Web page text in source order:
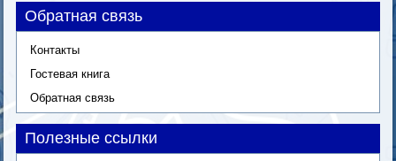
Обратная связь
Контакты
Гостевая книга
Обратная связь
Полезные ссылки